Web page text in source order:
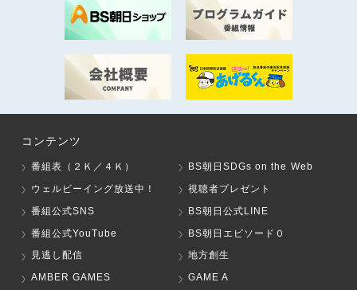
コンテンツ
番組表（２Ｋ／４Ｋ）
BS朝日SDGs on the Web
ウェルビーイング放送中！
視聴者プレゼント
番組公式SNS
BS朝日公式LINE
番組公式YouTube
BS朝日エピソード０
見逃し配信
地方創生
AMBER GAMES
GAME A